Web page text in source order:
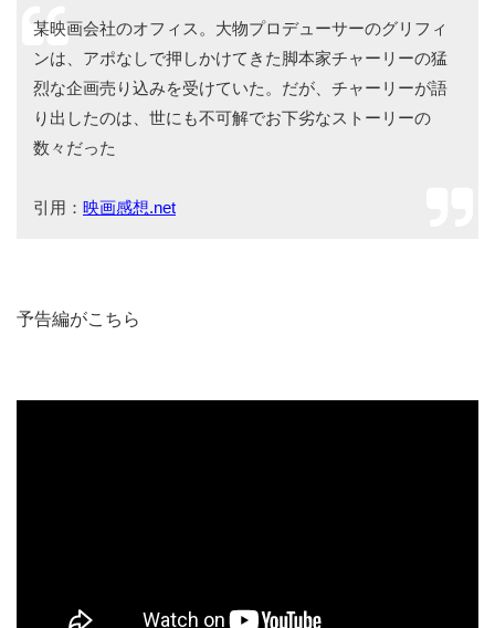
某映画会社のオフィス。大物プロデューサーのグリフィ
ンは、アポなしで押しかけてきた脚本家チャーリーの猛
烈な企画売り込みを受けていた。だが、チャーリーが語
り出したのは、世にも不可解でお下劣なストーリーの
数々だった
引用： 映画感想.net
予告編がこちら